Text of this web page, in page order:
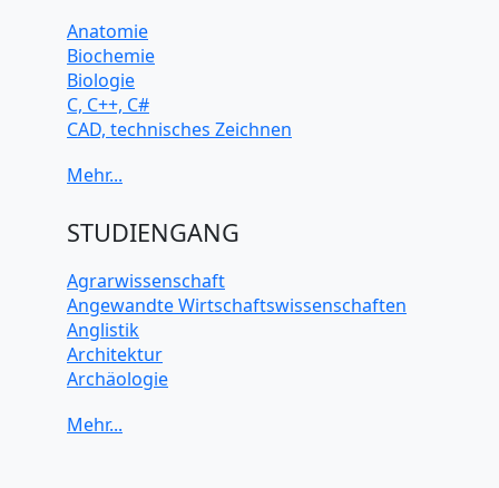
Anatomie
Biochemie
Biologie
C, C++, C#
CAD, technisches Zeichnen
Computerarchitektur
Elektrotechnik
Java
JavaScript
Künstliche Intelligenz
Latein
Makroökonomie
Mechanik
STUDIENGANG
Agrarwissenschaft
Angewandte Wirtschaftswissenschaften
Anglistik
Architektur
Archäologie
Biochemie Wissenschaften